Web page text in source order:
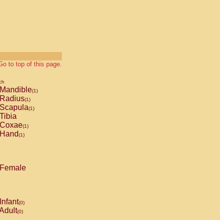
to top of this page.
Mandible(1)
Radius(1)
Scapula(1)
Tibia
Coxae(1)
Hand(1)
Female
Infant(0)
(0)